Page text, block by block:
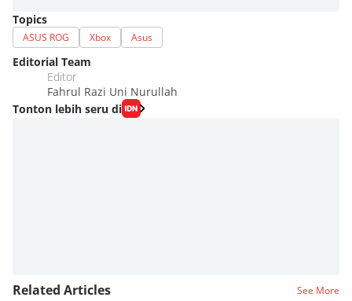
Topics
ASUS ROG Xbox Asus
Editorial Team
Editor
Fahrul Razi Uni Nurullah
Tonton lebih seru di
Related Articles See More